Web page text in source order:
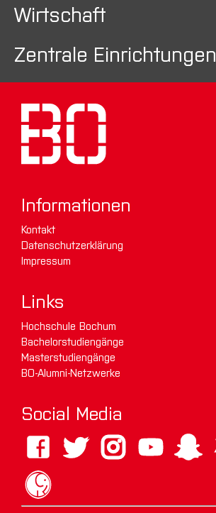
Wirtschaft
Zentrale Einrichtungen
Informationen
Kontakt
Datenschutzerklärung
Impressum
Links
Hochschule Bochum
Bachelorstudiengänge
Masterstudiengänge
BO-Alumni-Netzwerke
Social Media